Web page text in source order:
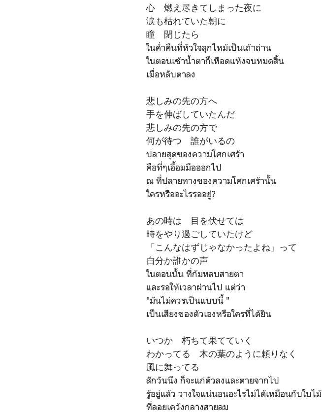
心 燃え尽きてしまった夜に
涙も枯れていた朝に
瞳 閉じたら
ในค่ำคืนที่หัวใจลุกไหม้เป็นเถ้าถ่าน
ในตอนเช้าน้ำตาก็เหือดแห้งจนหมดสิ้น
เมื่อหลับตาลง
悲しみの先の方へ
手を伸ばしていたんだ
悲しみの先の方で
何が待つ 誰がいるの
ปลายสุดของความโศกเศร้า
คือที่ๆเอื้อมมือออกไป
ณ ที่ปลายทางของความโศกเศร้านั้น
ใครหรืออะไรรออยู่?
あの時は 目を伏せては
時をやり過ごしていたけど
「こんなはずじゃなかったよね」って
自分か誰かの声
ในตอนนั้น ที่ก้มหลบสายตา
และรอให้เวลาผ่านไป แต่ว่า
"มันไม่ควรเป็นแบบนี้ "
เป็นเสียงของตัวเองหรือใครที่ได้ยิน
いつか 朽ちて果てていく
わかってる 木の葉のように頼りなく
風に舞ってる
สักวันนึง ก็จะแก่ตัวลงและตายจากไป
รู้อยู่แล้ว วางใจแน่นอนอะไรไม่ได้เหมือนกับใบไม้
ที่ลอยเคว้งกลางสายลม